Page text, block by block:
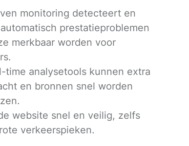
monitoring detecteert en
prestatieproblemen
merkbaar worden voor
time analysetools kunnen extra
en bronnen snel worden
website snel en veilig, zelfs
verkeerspieken.